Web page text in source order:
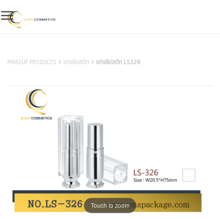
to
content
MAKEUP PRODUCTS แท่งลิปสติก แท่งลิปสติก LS326
Touch to zoom